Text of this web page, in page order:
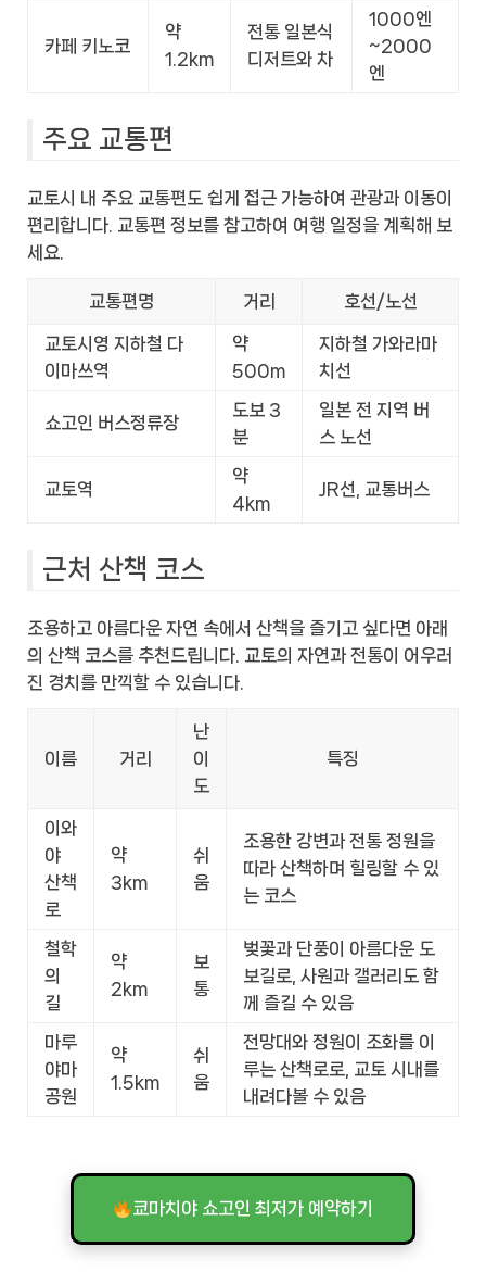
카페 키노코
약
1.2km
전통 일본식
디저트와 차
1000엔
~2000
엔
주요 교통편
교토시 내 주요 교통편도 쉽게 접근 가능하여 관광과 이동이
편리합니다. 교통편 정보를 참고하여 여행 일정을 계획해 보
세요.
교통편명 거리 호선/노선
교토시영 지하철 다
이마쓰역
약
500m
지하철 가와라마
치선
쇼고인 버스정류장
도보 3
분
일본 전 지역 버
스 노선
교토역
약
4km
JR선, 교통버스
근처 산책 코스
조용하고 아름다운 자연 속에서 산책을 즐기고 싶다면 아래
의 산책 코스를 추천드립니다. 교토의 자연과 전통이 어우러
진 경치를 만끽할 수 있습니다.
이름 거리
난
이
도
특징
이와
야
산책
로
약
3km
쉬
움
조용한 강변과 전통 정원을
따라 산책하며 힐링할 수 있
는 코스
철학
의
길
약
2km
보
통
벚꽃과 단풍이 아름다운 도
보길로, 사원과 갤러리도 함
께 즐길 수 있음
마루
야마
공원
약
1.5km
쉬
움
전망대와 정원이 조화를 이
루는 산책로로, 교토 시내를
내려다볼 수 있음
쿄마치야 쇼고인 최저가 예약하기